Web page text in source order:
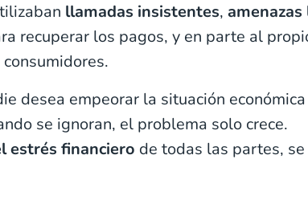
llamadas insistentes,
recuperar los pagos, y en parte al
desea empeorar la situación
se ignoran, el problema solo crece.
estrés financiero de todas las partes,